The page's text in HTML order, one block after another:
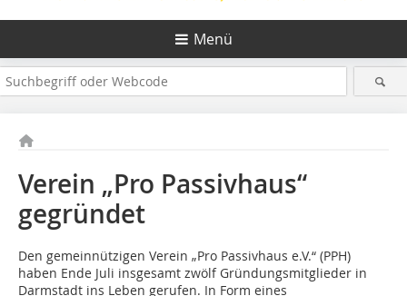
Menü
Verein „Pro Passivhaus“
gegründet
Den gemeinnützigen Verein „Pro Passivhaus e.V.“ (PPH)
haben Ende Juli insgesamt zwölf Gründungsmitglieder in
Darmstadt ins Leben gerufen. In Form eines